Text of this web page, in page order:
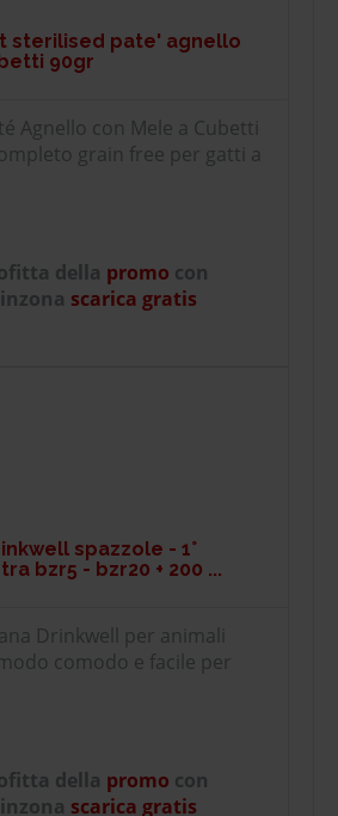
sterilised pate' agnello
90gr
Agnello con Mele a Cubetti
grain free per gatti a
della promo con
scarica gratis
spazzole - 1°
bzr5 - bzr20 + 200 ...
Drinkwell per animali
comodo e facile per
della promo con
scarica gratis